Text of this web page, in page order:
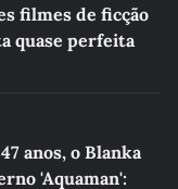
filmes de ficção
quase perfeita
anos, o Blanka
'Aquaman':